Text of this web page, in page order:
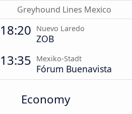
Greyhound Lines Mexico
18:20 Nuevo Laredo
ZOB
13:35 Mexiko-Stadt
Fórum Buenavista
Economy